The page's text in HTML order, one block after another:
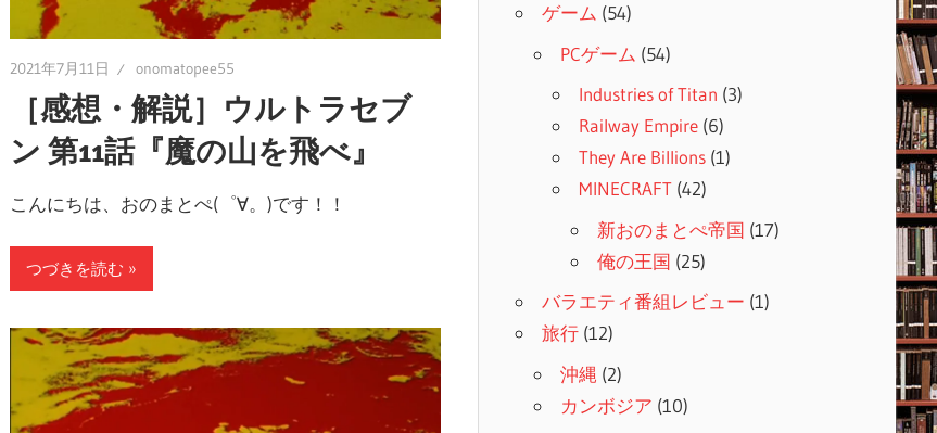
2021年7月11日 onomatopee55
［感想・解説］ウルトラセブ
ン 第11話『魔の山を飛べ』
こんにちは、おのまとぺ(゜∀。)です！！
つづきを読む
ゲーム (54)
PCゲーム (54)
Industries of Titan (3)
Railway Empire(6)
They Are Billions(1)
MINECRAFT(42)
新おのまとぺ帝国 (17)
俺の王国 (25)
バラエティ番組レビュー (1)
旅行(12)
沖縄 (2)
カンボジア (10)